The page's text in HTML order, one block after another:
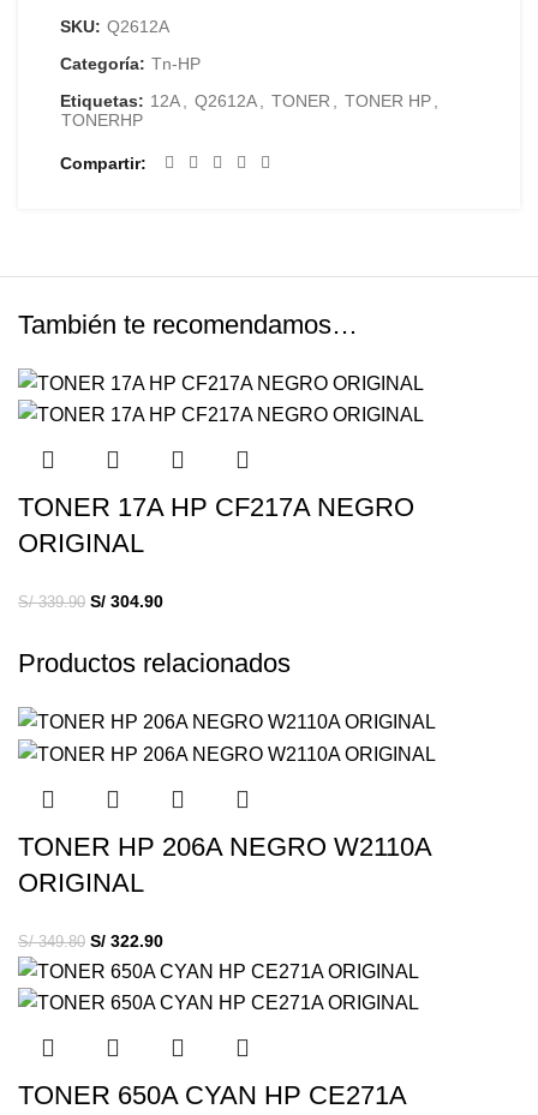
SKU: Q2612A
Categoría: Tn-HP
Etiquetas: 12A Q2612A TONER TONER HP
TONERHP
Compartir
También te recomendamos…
TONER 17A HP CF217A NEGRO
ORIGINAL
S/339.90 S/ 304.90
Productos relacionados
TONER HP 206A NEGRO W2110A
ORIGINAL
S/349.80 S/ 322.90
TONER 650A CYAN HP CE271A